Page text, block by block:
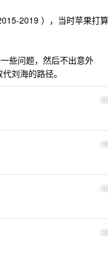
2019 ），当时苹果打算
些问题，然后不出意外
刘海的路径。
29
30
31
32